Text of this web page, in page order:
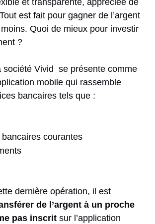
et transparente, appréciée de
est fait pour gagner de l’argent
Quoi de mieux pour investir
?
société Vivid se présente comme
mobile qui rassemble
bancaires tels que :
courantes
dernière opération, il est
de l’argent à un proche
pas inscrit sur l’application